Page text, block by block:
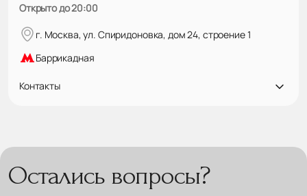
Открыто до 20:00
г. Москва, ул. Спиридоновка, дом 24, строение 1
Баррикадная
Контакты
Остались вопросы?